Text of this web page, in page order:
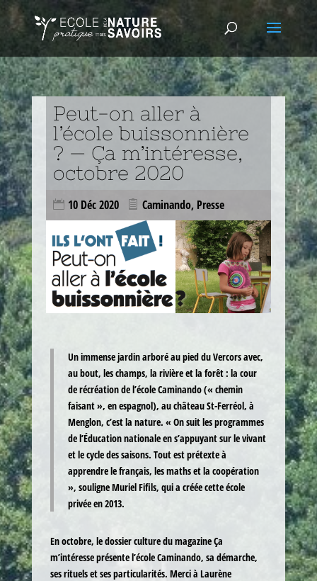
Peut-on aller à
l’école buissonnière
? — Ça m’intéresse,
octobre 2020
10 Déc 2020 Caminando, Presse
Un immense jardin arboré au pied du Vercors avec,
au bout, les champs, la rivière et la forêt : la cour
de récréation de l’école Caminando (« chemin
faisant », en espagnol), au château St-Ferréol, à
Menglon, c’est la nature. « On suit les programmes
de l’Éducation nationale en s’appuyant sur le vivant
et le cycle des saisons. Tout est prétexte à
apprendre le français, les maths et la coopération
», souligne Muriel Fifils, qui a créée cette école
privée en 2013.
En octobre, le dossier culture du magazine Ça
m’intéresse présente l’école Caminando, sa démarche,
ses rituels et ses particularités. Merci à Laurène